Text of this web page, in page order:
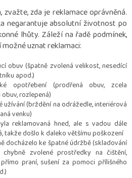
zvažte, zda je reklamace oprávněná.
negarantuje absolutní životnost po
lhůty. Záleží na řadě podmínek,
uznat reklamaci:
obuv (špatně zvolená velikost, nesedící
apod.)
opotřebení (prodřená obuv, zcela
rozlepená)
užívání (brždění na odrážedle, interiérová
venku)
reklamovaná hned, ale s vadou dále
takže došlo k daleko většímu poškození
docházelo ke špatné údržbě (skladování
chybně zvolené prostředky na čištění,
praní, sušení za pomoci přílišného